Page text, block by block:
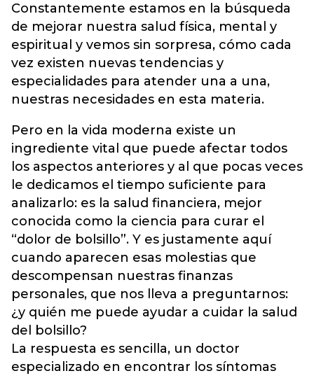
Constantemente estamos en la búsqueda
de mejorar nuestra salud física, mental y
espiritual y vemos sin sorpresa, cómo cada
vez existen nuevas tendencias y
especialidades para atender una a una,
nuestras necesidades en esta materia.
Pero en la vida moderna existe un
ingrediente vital que puede afectar todos
los aspectos anteriores y al que pocas veces
le dedicamos el tiempo suficiente para
analizarlo: es la salud financiera, mejor
conocida como la ciencia para curar el
“dolor de bolsillo”. Y es justamente aquí
cuando aparecen esas molestias que
descompensan nuestras finanzas
personales, que nos lleva a preguntarnos:
¿y quién me puede ayudar a cuidar la salud
del bolsillo?
La respuesta es sencilla, un doctor
especializado en encontrar los síntomas